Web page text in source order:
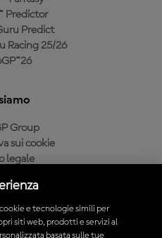
Predictor
Predict
Racing 25/26
Group
sui cookie
legale
di acquisto
e tecnologie simili per
siti web, prodotti e servizi al
basata sulle tue